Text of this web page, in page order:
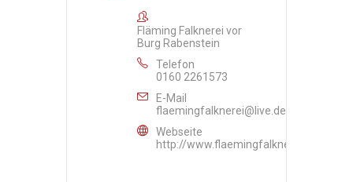
Fläming Falknerei vor
Burg Rabenstein
Telefon
0160 2261573
E-Mail
flaemingfalknerei@live.de
Webseite
http://www.flaemingfalknerei.de/